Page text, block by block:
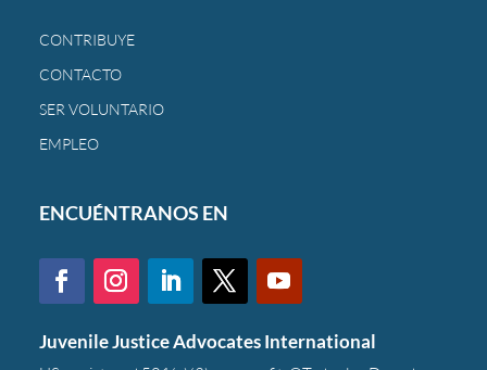
CONTRIBUYE
CONTACTO
SER VOLUNTARIO
EMPLEO
ENCUÉNTRANOS EN
Juvenile Justice Advocates International